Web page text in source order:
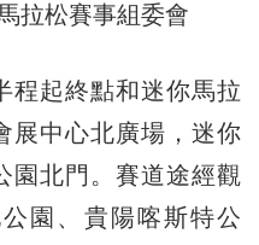
拉松賽事組委會
起終點和迷你馬拉
展中心北廣場，迷你
園北門。賽道途經觀
園、貴陽喀斯特公